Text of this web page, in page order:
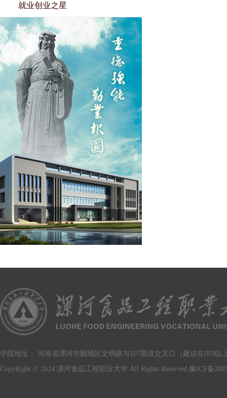
就业创业之星
学院地址： 河南省漯河市郾城区文明路与107国道交叉口（建议在IE9以
CopyRight © 2024 漯河食品工程职业大学 All Rights Reserved. 豫ICP备